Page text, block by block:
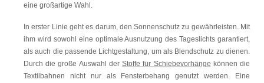
eine großartige Wahl.
In erster Linie geht es darum, den Sonnenschutz zu gewährleisten. Mit
ihm wird sowohl eine optimale Ausnutzung des Tageslichts garantiert,
als auch die passende Lichtgestaltung, um als Blendschutz zu dienen.
Durch die große Auswahl derStoffe für Schiebevorhänge können die
Textilbahnen nicht nur als Fensterbehang genutzt werden. Eine